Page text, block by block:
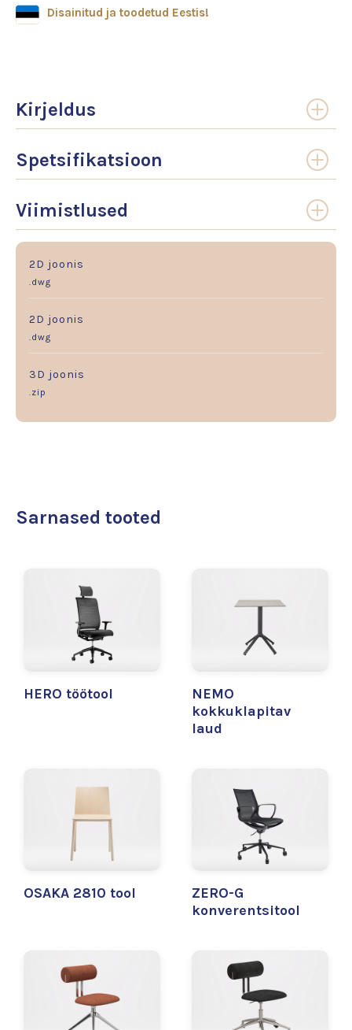
Disainitud ja toodetud Eestis!
Kirjeldus
Spetsifikatsioon
Viimistlused
2D joonis
.dwg
2D joonis
.dwg
3D joonis
.zip
Sarnased tooted
HERO töötool
NEMO
kokkuklapitav
laud
OSAKA 2810 tool
ZERO-G
konverentsitool